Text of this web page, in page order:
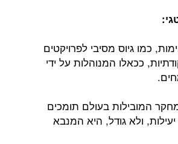
כמו גיוס מסיבי לפרויקטים
ככאלו המנוהלות על ידי
המובילות בעולם תומכים
ולא גודל, היא המנבא